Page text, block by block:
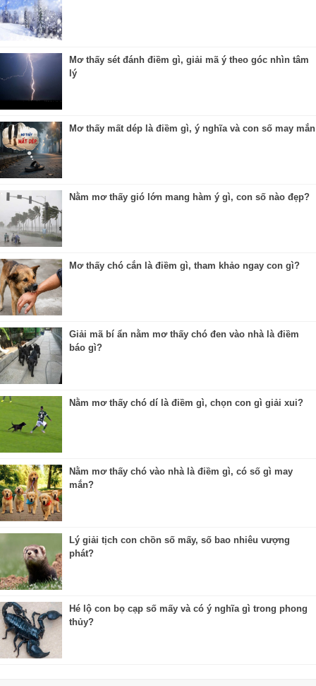
Mơ thấy sét đánh điềm gì, giải mã ý theo góc nhìn tâm
lý
Mơ thấy mất dép là điềm gì, ý nghĩa và con số may mắn
Nằm mơ thấy gió lớn mang hàm ý gì, con số nào đẹp?
Mơ thấy chó cắn là điềm gì, tham khảo ngay con gì?
Giải mã bí ẩn nằm mơ thấy chó đen vào nhà là điềm
báo gì?
Nằm mơ thấy chó dí là điềm gì, chọn con gì giải xui?
Nằm mơ thấy chó vào nhà là điềm gì, có số gì may
mắn?
Lý giải tịch con chồn số mấy, số bao nhiêu vượng
phát?
Hé lộ con bọ cạp số mấy và có ý nghĩa gì trong phong
thủy?